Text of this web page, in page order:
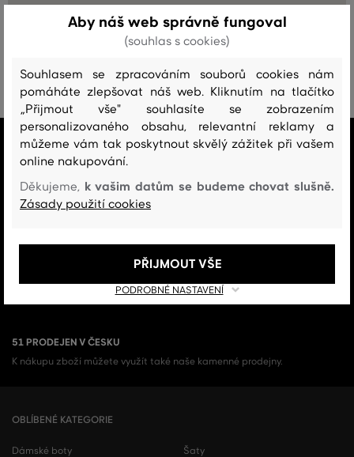
VŠE SKLADEM
Všechno zboží v e-shopu je skladem.
ZÁRUKA ORIGINALITY
Doprava nad 1 999 Kč je vždy zdarma, za vrácení zboží u nás nikdy
51 PRODEJEN V ČESKU
K nákupu zboží můžete využít také naše kamenné prodejny.
OBLÍBENÉ KATEGORIE
Dámské boty
Šaty
Aby náš web správně fungoval
(souhlas s cookies)
Souhlasem se zpracováním souborů cookies nám
pomáháte zlepšovat náš web. Kliknutím na tlačítko
„Přijmout vše" souhlasíte se zobrazením
personalizovaného obsahu, relevantní reklamy a
můžeme vám tak poskytnout skvělý zážitek při vašem
online nakupování.
Děkujeme, k vašim datům se budeme chovat slušně.
Zásady použití cookies
PODROBNÉ NASTAVENÍ
PŘIJMOUT VŠE